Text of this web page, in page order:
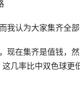
我认为大家集齐全
现在集齐是值钱，
几率比中双色球